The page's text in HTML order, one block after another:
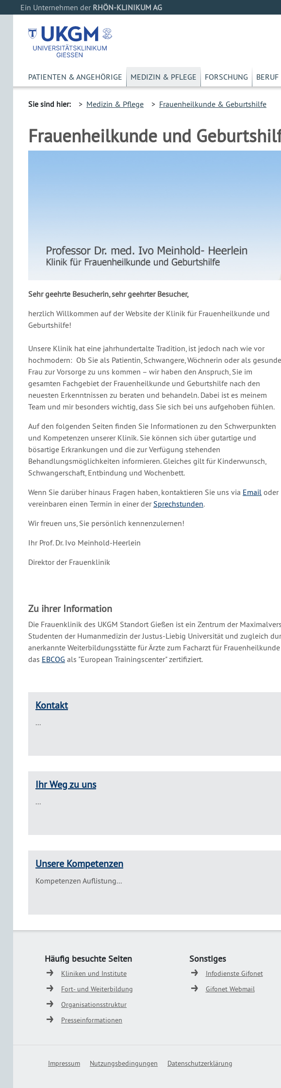
Ein Unternehmen der RHÖN-KLINIKUM AG
PATIENTEN & ANGEHÖRIGE MEDIZIN & PFLEGE FORSCHUNG
Sie sind hier: > Medizin & Pflege > Frauenheilkunde & Geburtshilfe
Frauenheilkunde und
Sehr geehrte Besucherin, sehr geehrter Besucher,
herzlich Willkommen auf der Website der Klinik für Frauenheilkunde und
Geburtshilfe!
Unsere Klinik hat eine jahrhundertalte Tradition, ist jedoch nach wie vor
hochmodern: Ob Sie als Patientin, Schwangere, Wöchnerin oder als gesunde
Frau zur Vorsorge zu uns kommen – wir haben den Anspruch, Sie im
gesamten Fachgebiet der Frauenheilkunde und Geburtshilfe nach den
neuesten Erkenntnissen zu beraten und behandeln. Dabei ist es meinem
Team und mir besonders wichtig, dass Sie sich bei uns aufgehoben fühlen.
Auf den folgenden Seiten finden Sie Informationen zu den Schwerpunkten
und Kompetenzen unserer Klinik. Sie können sich über gutartige und
bösartige Erkrankungen und die zur Verfügung stehenden
Behandlungsmöglichkeiten informieren. Gleiches gilt für Kinderwunsch,
Schwangerschaft, Entbindung und Wochenbett.
Wenn Sie darüber hinaus Fragen haben, kontaktieren Sie uns via Email oder
vereinbaren einen Termin in einer der Sprechstunden.
Wir freuen uns, Sie persönlich kennenzulernen!
Ihr Prof. Dr. Ivo Meinhold-Heerlein
Direktor der Frauenklinik
Zu ihrer Information
Die Frauenklinik des UKGM Standort Gießen ist ein Zentrum der
Studenten der Humanmedizin der Justus-Liebig Universität und zugleich
anerkannte Weiterbildungsstätte für Ärzte zum Facharzt für
das EBCOG als "European Trainingscenter" zertifiziert.
Kontakt
...
Ihr Weg zu uns
...
Unsere Kompetenzen
Kompetenzen Auflistung...
Häufig besuchte Seiten
Kliniken und Institute
Fort- und Weiterbildung
Organisationsstruktur
Presseinformationen
Sonstiges
Infodienste Gifonet
Gifonet Webmail
Impressum Nutzungsbedingungen Datenschutzerklärung